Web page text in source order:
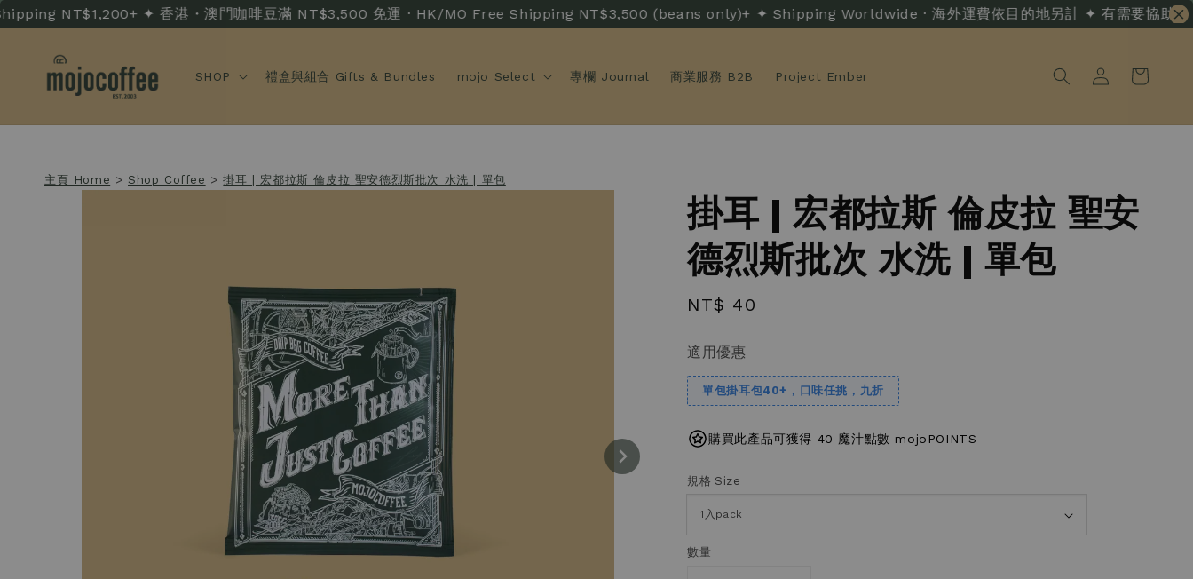
NT$1,200+ ✦ 香港・澳門咖啡豆滿 NT$3,500 免運 · HK/MO Free Shipping NT$3,500 (beans only)+ ✦ Shipping Worldwide · 海外運費依目的地另計 ✦ 有需要協助？ ·
SHOP 禮盒與組合 Gifts & Bundles mojo Select 專欄 Journal 商業服務 B2B Project Ember
主頁 Home > Shop Coffee >掛耳 | 宏都拉斯 倫皮拉 聖安德烈斯批次 水洗 | 單包
掛耳 | 宏都拉斯 倫皮拉 聖安
德烈斯批次 水洗 | 單包
Regular
NT$ 40
適用優惠
單包掛耳包40+，口味任挑，九折
購買此產品可獲得 40 魔汁點數 mojoPOINTS
規格 Size
數量